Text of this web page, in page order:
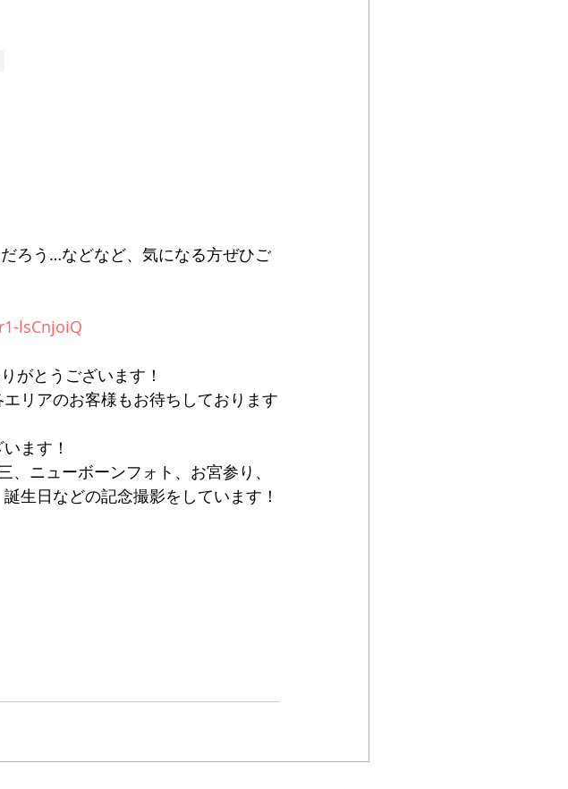
ろう…などなど、気になる方ぜひご
lsCnjoiQ
がとうございます！
リアのお客様もお待ちしております
ます！
ニューボーンフォト、お宮参り、
生日などの記念撮影をしています！